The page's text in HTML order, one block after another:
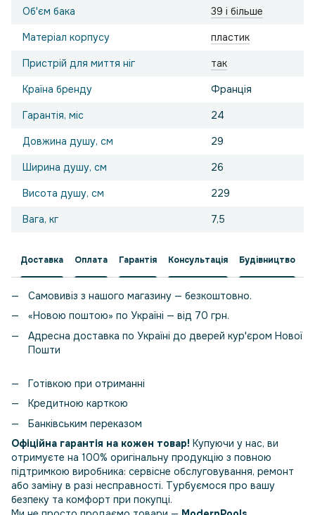
Об'єм бака 39 і більше
Матеріал корпусу пластик
Пристрій для миття ніг так
Країна бренду Франція
Гарантія, міс 24
Довжина душу, см 29
Ширина душу, см 26
Висота душу, см 229
Вага, кг 7,5
Доставка Оплата Гарантія Консультація Будівництво
Самовивіз з нашого магазину — безкоштовно.
«Новою поштою» по Україні — від 70 грн.
Адресна доставка по Україні до дверей кур'єром Нової
Пошти
Готівкою при отриманні
Кредитною карткою
Банківським переказом
Офіційна гарантія на кожен товар! Купуючи у нас, ви
отримуєте на 100% оригінальну продукцію з повною
підтримкою виробника: сервісне обслуговування, ремонт
або заміну в разі несправності. Турбуємося про вашу
безпеку та комфорт при покупці.